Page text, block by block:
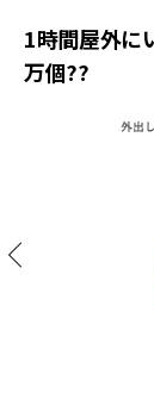
1時間屋外に
万個??